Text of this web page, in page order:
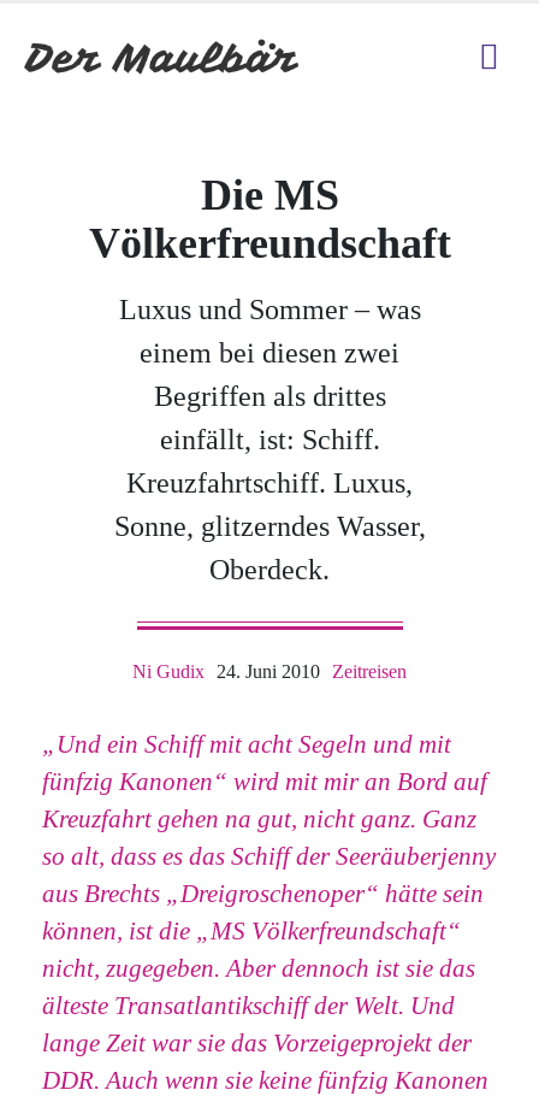
Die MS
Völkerfreundschaft
Luxus und Sommer – was
einem bei diesen zwei
Begriffen als drittes
einfällt, ist: Schiff.
Kreuzfahrtschiff. Luxus,
Sonne, glitzerndes Wasser,
Oberdeck.
Ni Gudix 24. Juni 2010 Zeitreisen
„Und ein Schiff mit acht Segeln und mit
fünfzig Kanonen“ wird mit mir an Bord auf
Kreuzfahrt gehen na gut, nicht ganz. Ganz
so alt, dass es das Schiff der Seeräuberjenny
aus Brechts „Dreigroschenoper“ hätte sein
können, ist die „MS Völkerfreundschaft“
nicht, zugegeben. Aber dennoch ist sie das
älteste Transatlantikschiff der Welt. Und
lange Zeit war sie das Vorzeigeprojekt der
DDR. Auch wenn sie keine fünfzig Kanonen